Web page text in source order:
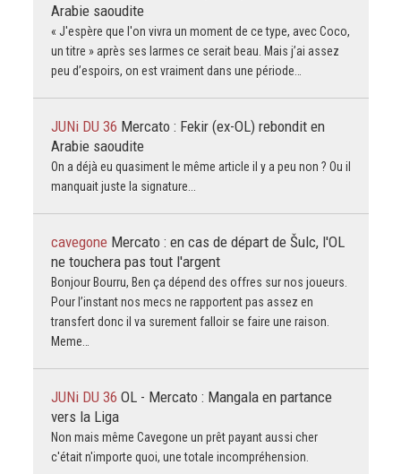
Arabie saoudite
« J'espère que l'on vivra un moment de ce type, avec Coco,
un titre » après ses larmes ce serait beau. Mais j’ai assez
peu d’espoirs, on est vraiment dans une période…
JUNi DU 36 Mercato : Fekir (ex-OL) rebondit en
Arabie saoudite
On a déjà eu quasiment le même article il y a peu non ? Ou il
manquait juste la signature...
cavegone Mercato : en cas de départ de Šulc, l'OL
ne touchera pas tout l'argent
Bonjour Bourru, Ben ça dépend des offres sur nos joueurs.
Pour l’instant nos mecs ne rapportent pas assez en
transfert donc il va surement falloir se faire une raison.
Meme…
JUNi DU 36 OL - Mercato : Mangala en partance
vers la Liga
Non mais même Cavegone un prêt payant aussi cher
c'était n'importe quoi, une totale incompréhension.